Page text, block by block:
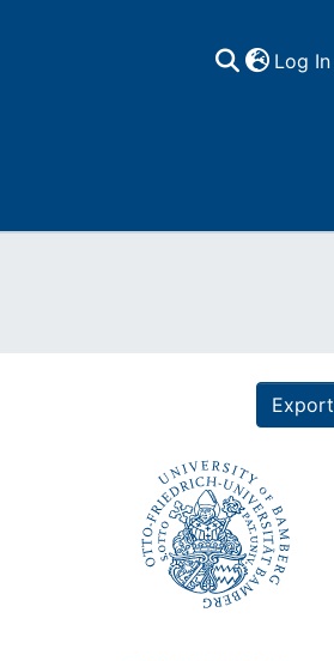
Log In
Export